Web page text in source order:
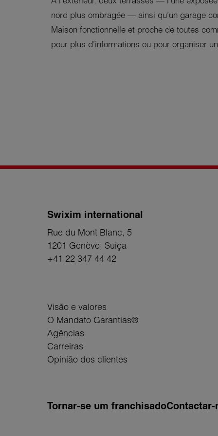
nord plus ombragée — ainsi qu’un garage
Maison fonctionnelle et proche de toutes
pour plus d’informations ou pour organiser
Swixim international
Rue du Mont Blanc, 5
1201 Genève, Suíça
+41 22 347 44 42
Visão e valores
O Mandato Garantias®
Agências
Carreiras
Opinião dos clientes
Tornar-se um franchisadoContactar-